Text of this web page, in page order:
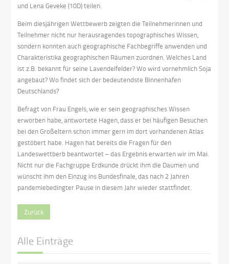
und Lena Geveke (10D) teilen.
Beim diesjährigen Wettbewerb zeigten die Teilnehmerinnen und
Teilnehmer nicht nur herausragendes topographisches Wissen,
sondern konnten auch geographische Fachbegriffe anwenden und
Charakteristika geographischen Räumen zuordnen. Welches Land
ist z.B. bekannt für seine Lavendelfelder? Wo wird vornehmlich Soja
angebaut? Wo findet sich der bedeutendste Binnenhafen
Deutschlands?
Befragt von Frau Engels, wie er sein geographisches Wissen
erworben habe, antwortete Hagen, dass er bei häufigen Besuchen
bei den Großeltern schon immer gern im dort vorhandenen Atlas
gestöbert habe. Hagen hat bereits die Fragen für den
Landeswettberb beantwortet – das Ergebnis erwarten wir im Mai.
Nicht nur die Fachgruppe Erdkunde drückt ihm die Daumen und
wünscht ihm den Einzug ins Bundesfinale, das nach 2 Jahren
pandemiebedingter Pause in diesem Jahr wieder stattfindet.
Zurück
Alle Einträge